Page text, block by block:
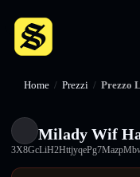
Home / Prezzi / Prezzo
Milady Wif